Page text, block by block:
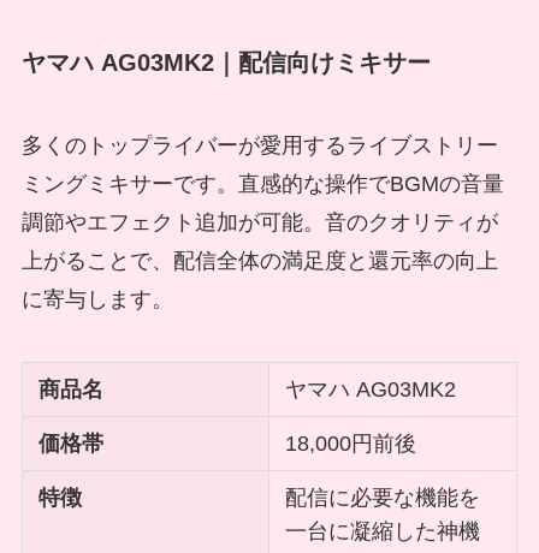
ヤマハ AG03MK2｜配信向けミキサー
多くのトップライバーが愛用するライブストリー
ミングミキサーです。直感的な操作でBGMの音量
調節やエフェクト追加が可能。音のクオリティが
上がることで、配信全体の満足度と還元率の向上
に寄与します。
商品名 ヤマハ AG03MK2
価格帯 18,000円前後
特徴
配信に必要な機能を
一台に凝縮した神機